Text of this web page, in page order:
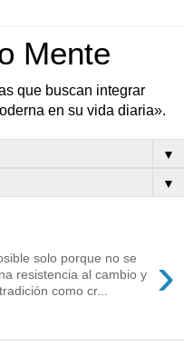
Mente
que buscan integrar
en su vida diaria».
▼
▼
›
solo porque no se
resistencia al cambio y
como cr...